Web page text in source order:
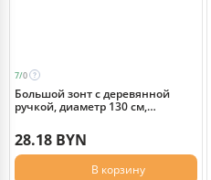
7/0
Большой зонт с деревянной
ручкой, диаметр 130 см,
28.18 BYN
В корзину